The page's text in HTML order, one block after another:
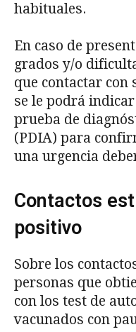
habituales.
En caso de
grados y/o
que contactar con
se le podrá
prueba de
(PDIA) para
una urgencia
Contactos
positivo
Sobre los
personas que
con los test de
vacunados con